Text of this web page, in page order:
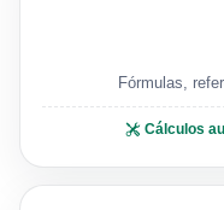
Fórmulas,
Cálculos